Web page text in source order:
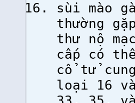
sùi mào
thường
thư nộ
cấp có
cổ tử
loại 16